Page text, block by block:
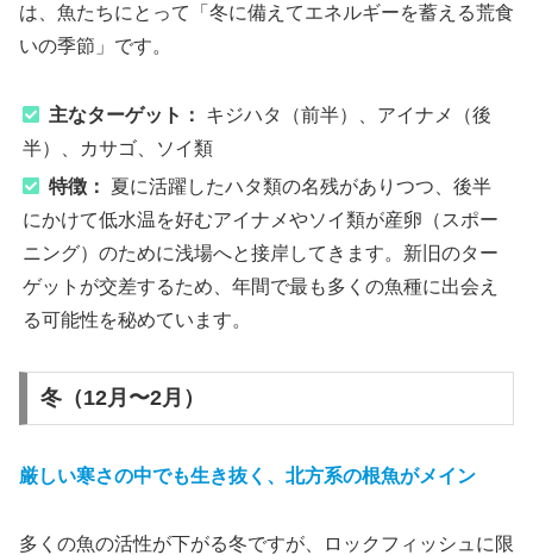
は、魚たちにとって「冬に備えてエネルギーを蓄える荒食
いの季節」です。
主なターゲット：
キジハタ（前半）、アイナメ（後
半）、カサゴ、ソイ類
特徴：
夏に活躍したハタ類の名残がありつつ、後半
にかけて低水温を好むアイナメやソイ類が産卵（スポー
ニング）のために浅場へと接岸してきます。新旧のター
ゲットが交差するため、年間で最も多くの魚種に出会え
る可能性を秘めています。
冬（12月〜2月）
厳しい寒さの中でも生き抜く、北方系の根魚がメイン
多くの魚の活性が下がる冬ですが、ロックフィッシュに限